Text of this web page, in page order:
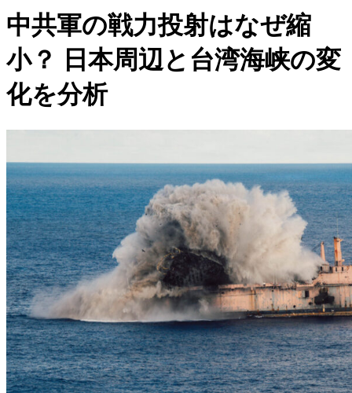
中共軍の戦力投射はなぜ縮
小？ 日本周辺と台湾海峡の変
化を分析